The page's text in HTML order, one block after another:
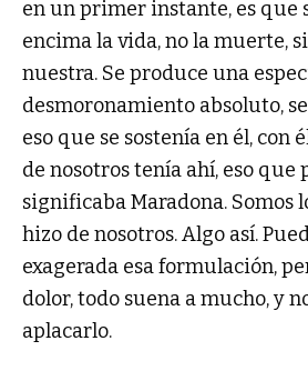
en un primer instante, es que
encima la vida, no la muerte,
nuestra. Se produce una
desmoronamiento absoluto,
eso que se sostenía en él, con
de nosotros tenía ahí, eso que
significaba Maradona. Somos
hizo de nosotros. Algo así.
exagerada esa formulación,
dolor, todo suena a mucho, y
aplacarlo.